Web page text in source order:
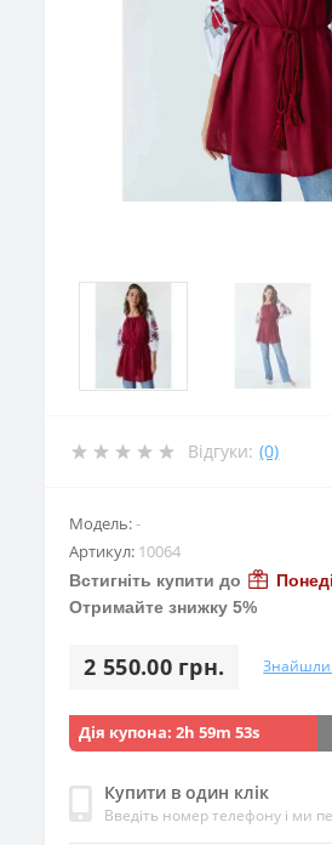
Відгуки: (0)
Модель:-
Артикул: 10064
Встигніть купити до
Отримайте знижку 5%
2 550.00 грн.
Дія купона:2h 59m 53s
Купити в один клік
Введіть номер телефону і ми